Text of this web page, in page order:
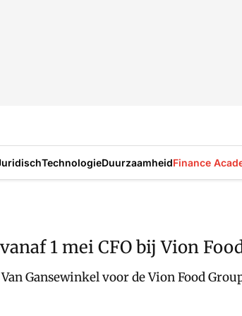
TechnologieDuurzaamheidFinance
1 mei CFO bij Vion
Gansewinkel voor de Vion Food